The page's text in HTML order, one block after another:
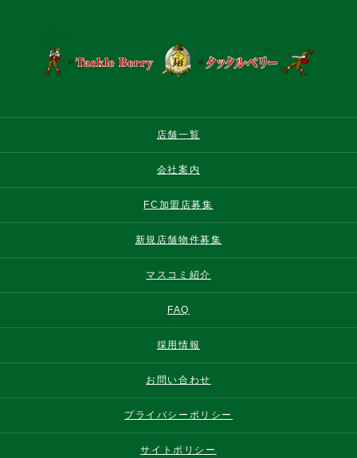
店舗一覧
会社案内
FC加盟店募集
新規店舗物件募集
マスコミ紹介
FAQ
採用情報
お問い合わせ
プライバシーポリシー
サイトポリシー